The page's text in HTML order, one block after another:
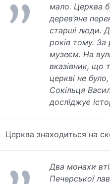
мало. Церква
дерев’яне
старші люди.
років тому. За
музеєм. На
вказівник, що
церкві не
Сокільця
досліджує
Церква знаходиться на
Два монахи
Печерської